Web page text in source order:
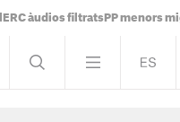
ERC àudios filtrats PP menors